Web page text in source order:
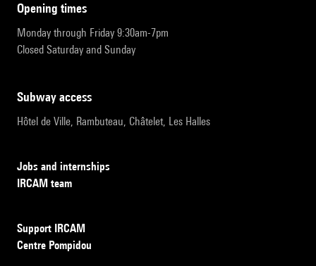
opening times
Monday through Friday 9:30am-7pm
Closed Saturday and Sunday
subway access
Hôtel de Ville, Rambuteau, Châtelet, Les Halles
Jobs and internships
IRCAM team
Support IRCAM
Centre Pompidou